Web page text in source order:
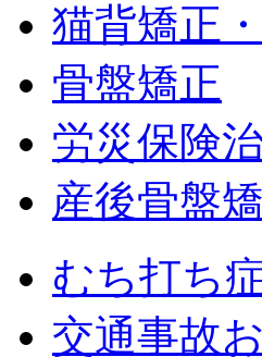
猫背矯正
骨盤矯正
労災保険
産後骨盤
むち打ち
交通事故